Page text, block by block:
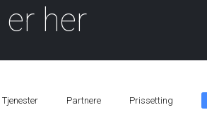
er her
Tjenester Partnere Prissetting